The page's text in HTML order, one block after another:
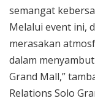
semangat
Melalui event ini,
merasakan
dalam
Grand Mall,”
Relations Solo